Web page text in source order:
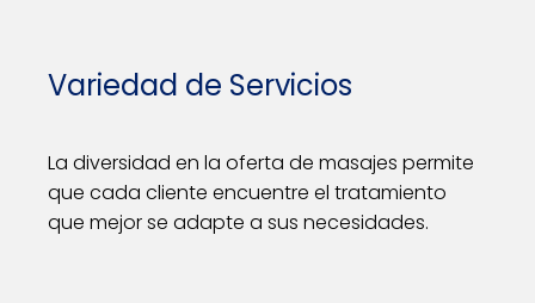
Variedad de Servicios
La diversidad en la oferta de masajes permite
que cada cliente encuentre el tratamiento
que mejor se adapte a sus necesidades.